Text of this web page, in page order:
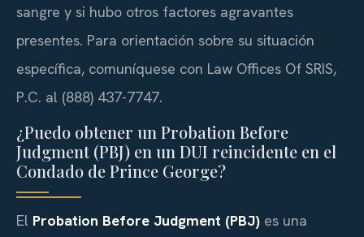
sangre y si hubo otros factores agravantes
presentes. Para orientación sobre su situación
específica, comuníquese con Law Offices Of SRIS,
P.C. al (888) 437-7747.
¿Puedo obtener un Probation Before
Judgment (PBJ) en un DUI reincidente en el
Condado de Prince George?
El Probation Before Judgment (PBJ) es una